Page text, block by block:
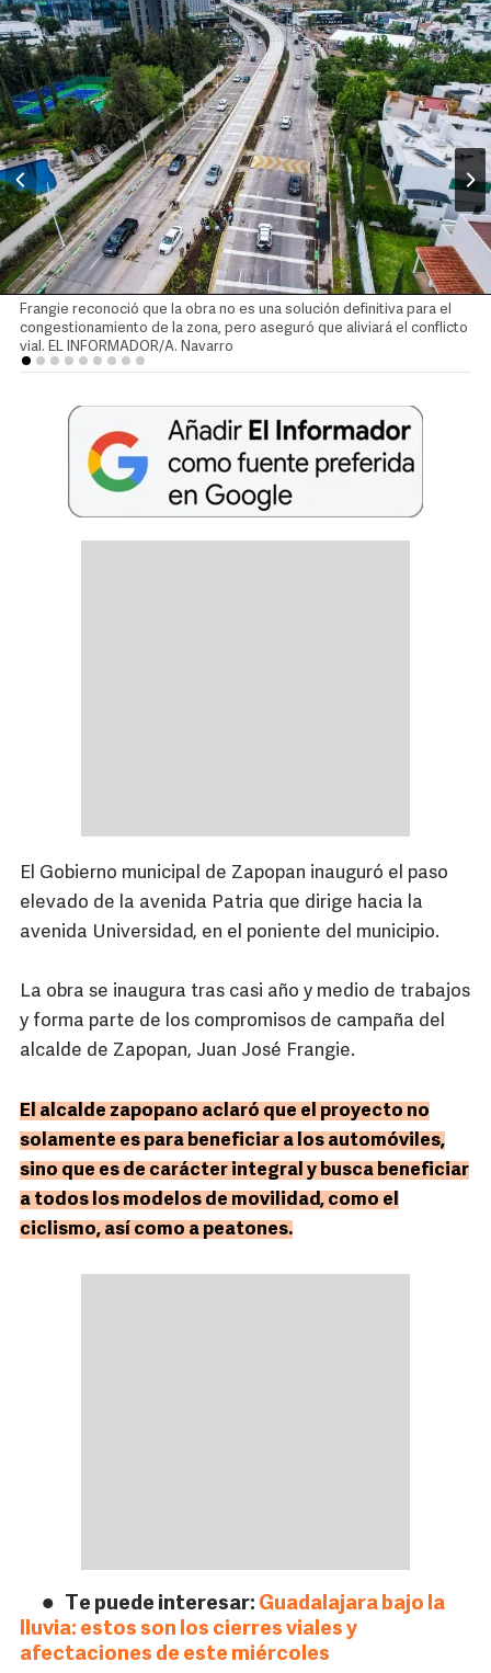
Frangie reconoció que la obra no es una solución definitiva para el
congestionamiento de la zona, pero aseguró que aliviará el conflicto
vial. EL INFORMADOR/A. Navarro
El Gobierno municipal de Zapopan inauguró el paso
elevado de la avenida Patria que dirige hacia la
avenida Universidad, en el poniente del municipio.
La obra se inaugura tras casi año y medio de trabajos
y forma parte de los compromisos de campaña del
alcalde de Zapopan, Juan José Frangie.
El alcalde zapopano aclaró que el proyecto no
solamente es para beneficiar a los automóviles,
sino que es de carácter integral y busca beneficiar
a todos los modelos de movilidad, como el
ciclismo, así como a peatones.
Te puede interesar: Guadalajara bajo la
lluvia: estos son los cierres viales y
afectaciones de este miércoles